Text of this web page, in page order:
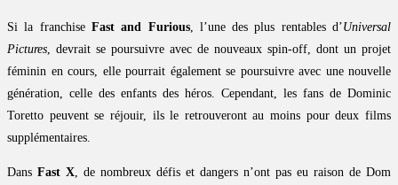
Si la franchise Fast and Furious, l’une des plus rentables d’Universal
Pictures, devrait se poursuivre avec de nouveaux spin-off, dont un projet
féminin en cours, elle pourrait également se poursuivre avec une nouvelle
génération, celle des enfants des héros. Cependant, les fans de Dominic
Toretto peuvent se réjouir, ils le retrouveront au moins pour deux films
supplémentaires.
Dans Fast X, de nombreux défis et dangers n’ont pas eu raison de Dom